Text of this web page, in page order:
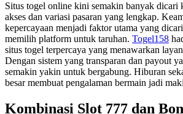
Situs togel online kini semakin banyak dicari
akses dan variasi pasaran yang lengkap.
kepercayaan menjadi faktor utama yang
memilih platform untuk taruhan. Togel158
situs togel terpercaya yang menawarkan
Dengan sistem yang transparan dan payout
semakin yakin untuk bergabung. Hiburan
besar membuat pengalaman bermain jadi
Kombinasi Slot 777 dan